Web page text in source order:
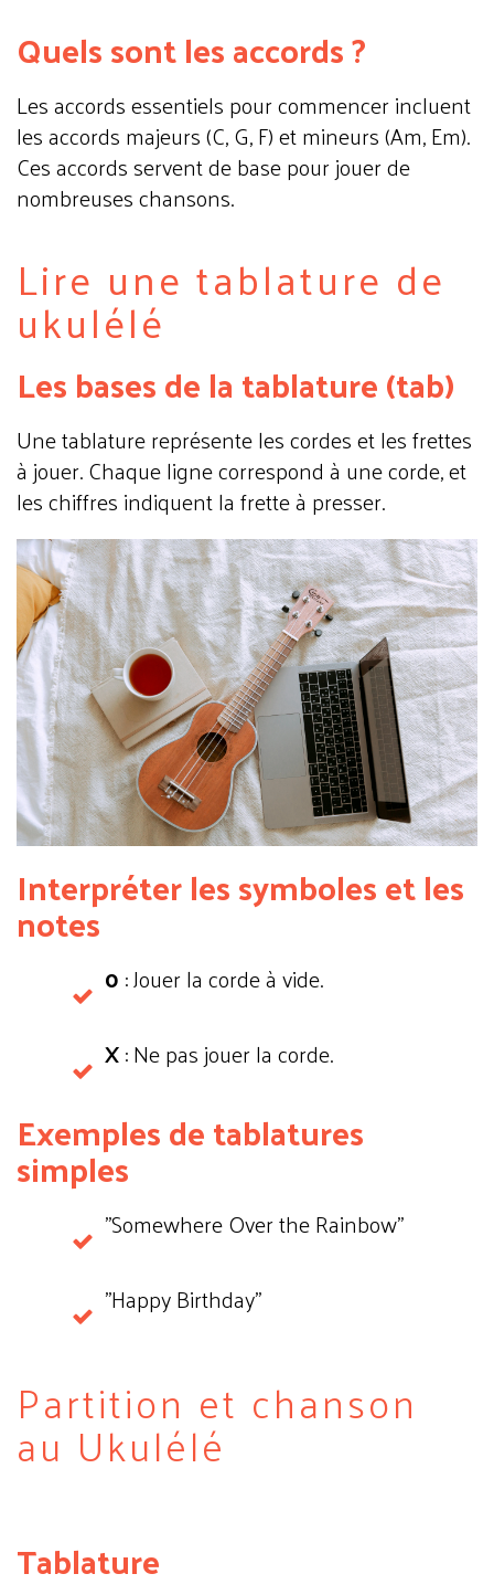
Quels sont les accords ?
Les accords essentiels pour commencer incluent
les accords majeurs (C, G, F) et mineurs (Am, Em).
Ces accords servent de base pour jouer de
nombreuses chansons.
Lire une tablature de
ukulélé
Les bases de la tablature (tab)
Une tablature représente les cordes et les frettes
à jouer. Chaque ligne correspond à une corde, et
les chiffres indiquent la frette à presser.
Interpréter les symboles et les
notes
0: Jouer la corde à vide.
X: Ne pas jouer la corde.
Exemples de tablatures
simples
"Somewhere Over the Rainbow"
"Happy Birthday"
Partition et chanson
au Ukulélé
Tablature